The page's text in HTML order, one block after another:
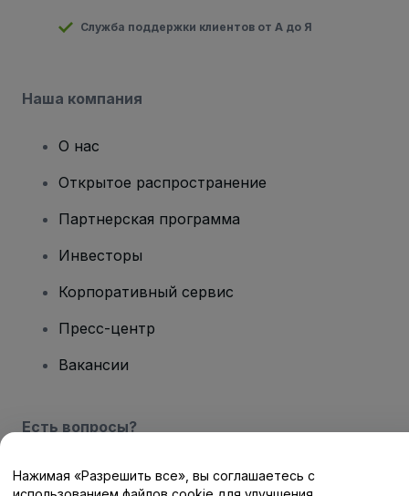
Служба поддержки клиентов от А до Я
Наша компания
О нас
Открытое распространение
Партнерская программа
Инвесторы
Корпоративный сервис
Пресс-центр
Вакансии
Есть вопросы?
Центр помощи / Свяжитесь с нами
Нажимая «Разрешить все», вы соглашаетесь с